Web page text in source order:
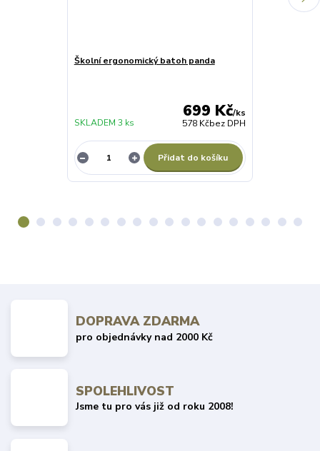
Školní ergonomický batoh panda
699 Kč/ks
578 Kčbez DPH
SKLADEM 3 ks
Přidat do košíku
DOPRAVA ZDARMA
pro objednávky nad 2000 Kč
SPOLEHLIVOST
Jsme tu pro vás již od roku 2008!